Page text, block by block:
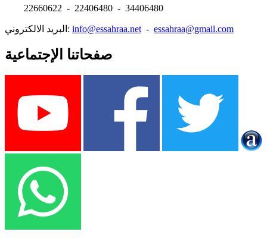
22660622 - 22406480 - 34406480
البريد الالكتروني: info@essahraa.net - essahraa@gmail.com
صفحاتنا الإجتماعية